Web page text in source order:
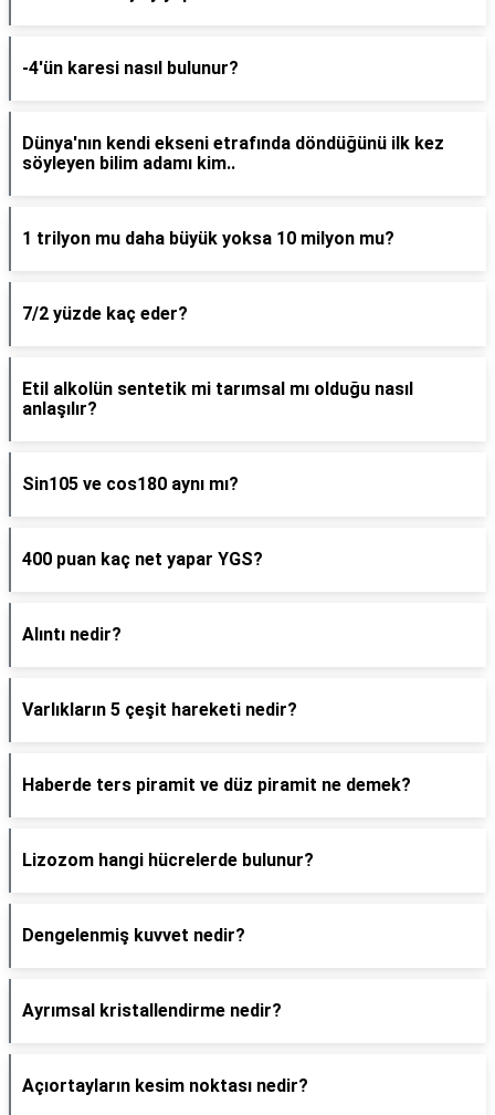
-4'ün karesi nasıl bulunur?
Dünya'nın kendi ekseni etrafında döndüğünü ilk kez
söyleyen bilim adamı kim..
1 trilyon mu daha büyük yoksa 10 milyon mu?
7/2 yüzde kaç eder?
Etil alkolün sentetik mi tarımsal mı olduğu nasıl
anlaşılır?
Sin105 ve cos180 aynı mı?
400 puan kaç net yapar YGS?
Alıntı nedir?
Varlıkların 5 çeşit hareketi nedir?
Haberde ters piramit ve düz piramit ne demek?
Lizozom hangi hücrelerde bulunur?
Dengelenmiş kuvvet nedir?
Ayrımsal kristallendirme nedir?
Açıortayların kesim noktası nedir?